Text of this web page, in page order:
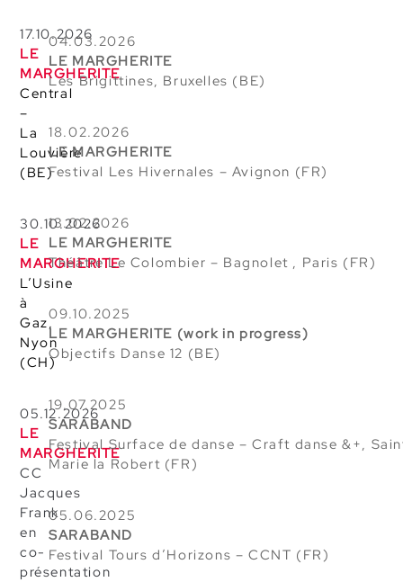
17.10.2026
LE
MARGHERITE
Central
–
La
Louvière
(BE)
30.10.2026
LE
MARGHERITE
L’Usine
à
Gaz,
Nyon
(CH)
05.12.2026
LE
MARGHERITE
CC
Jacques
Frank
en
co-
présentation
04.03.2026
LE MARGHERITE
Les Brigittines, Bruxelles (BE)
18.02.2026
LE MARGHERITE
Festival Les Hivernales – Avignon (FR)
13.02.2026
LE MARGHERITE
Théâtre Le Colombier – Bagnolet , Paris (FR)
09.10.2025
LE MARGHERITE (work in progress)
Objectifs Danse 12 (BE)
19.07.2025
SARABAND
Festival Surface de danse – Craft danse &+,
Marie la Robert (FR)
05.06.2025
SARABAND
Festival Tours d’Horizons – CCNT (FR)